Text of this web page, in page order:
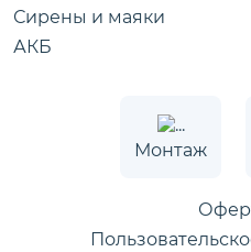
Сирены и маяки
АКБ
Монтаж